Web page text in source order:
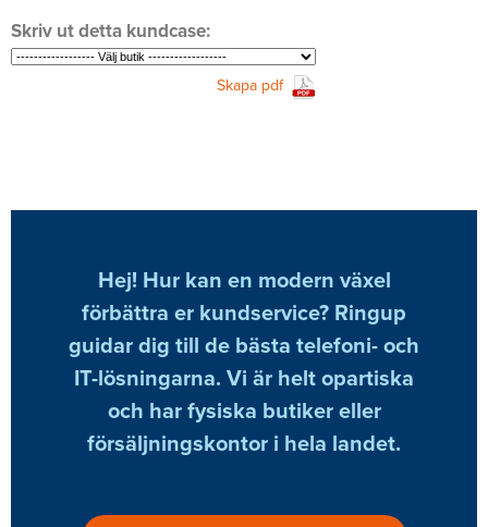
Skriv ut detta kundcase:
Skapa pdf
Hej! Hur kan en modern växel
förbättra er kundservice? Ringup
guidar dig till de bästa telefoni- och
IT-lösningarna. Vi är helt opartiska
och har fysiska butiker eller
försäljningskontor i hela landet.